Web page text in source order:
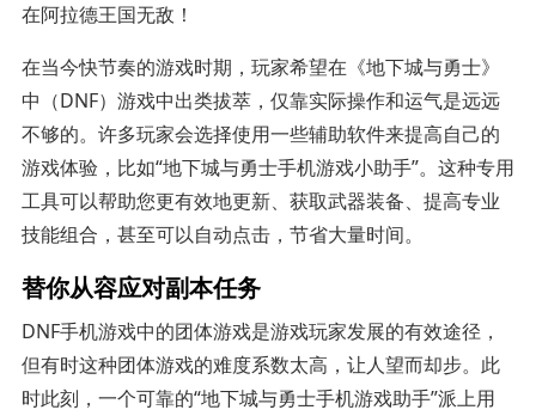
在阿拉德王国无敌！
在当今快节奏的游戏时期，玩家希望在《地下城与勇士》
中（DNF）游戏中出类拔萃，仅靠实际操作和运气是远远
不够的。许多玩家会选择使用一些辅助软件来提高自己的
游戏体验，比如“地下城与勇士手机游戏小助手”。这种专用
工具可以帮助您更有效地更新、获取武器装备、提高专业
技能组合，甚至可以自动点击，节省大量时间。
替你从容应对副本任务
DNF手机游戏中的团体游戏是游戏玩家发展的有效途径，
但有时这种团体游戏的难度系数太高，让人望而却步。此
时此刻，一个可靠的“地下城与勇士手机游戏助手”派上用